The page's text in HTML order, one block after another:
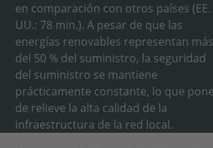
en comparación con otros países (EE.
UU.: 78 min.). A pesar de que las
energías renovables representan más
del 50 % del suministro, la seguridad
del suministro se mantiene
prácticamente constante, lo que pone
de relieve la alta calidad de la
infraestructura de la red local.